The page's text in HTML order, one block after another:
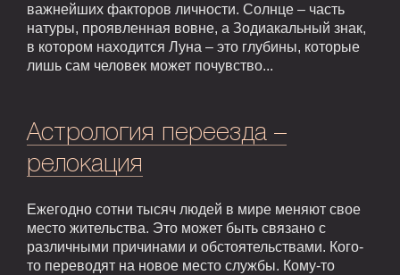
важнейших факторов личности. Солнце – часть
натуры, проявленная вовне, а Зодиакальный знак,
в котором находится Луна – это глубины, которые
лишь сам человек может почувство...
Астрология переезда –
релокация
Ежегодно сотни тысяч людей в мире меняют свое
место жительства. Это может быть связано с
различными причинами и обстоятельствами. Кого-
то переводят на новое место службы. Кому-то